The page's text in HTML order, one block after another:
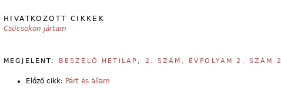
HIVATKOZOTT CIKKEK
Csúcsokon jártam
MEGJELENT: BESZÉLŐ HETILAP 2. SZÁM, ÉVFOLYAM 2, SZÁM 2
Előző cikk: Párt és állam